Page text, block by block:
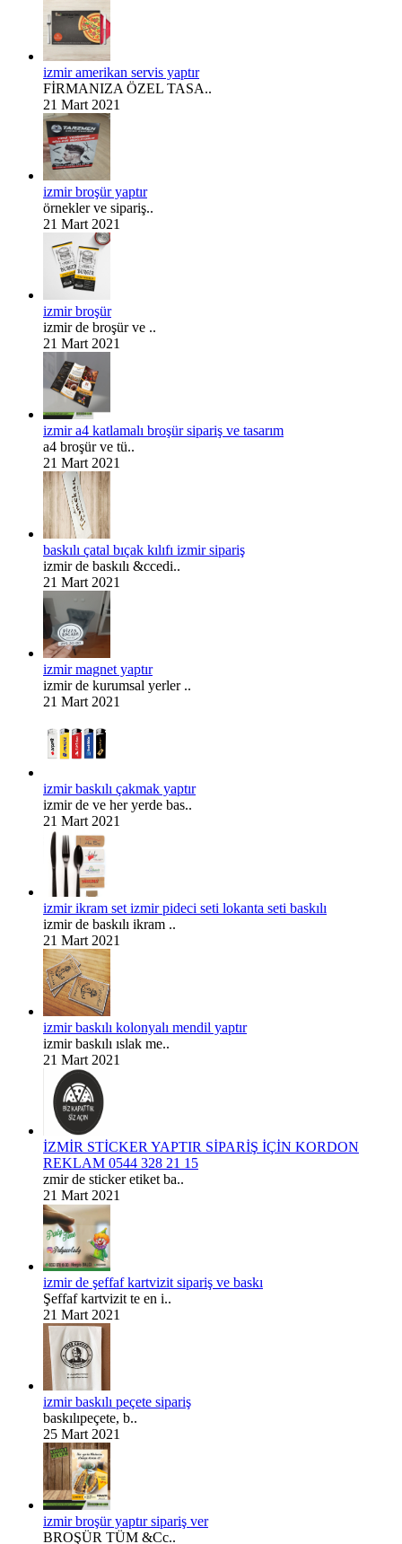
izmir amerikan servis yaptır
FİRMANIZA ÖZEL TASA..
21 Mart 2021
izmir broşür yaptır
örnekler ve sipariş..
21 Mart 2021
izmir broşür
izmir de broşür ve ..
21 Mart 2021
izmir a4 katlamalı broşür sipariş ve tasarım
a4 broşür ve tü..
21 Mart 2021
baskılı çatal bıçak kılıfı izmir sipariş
izmir de baskılı &ccedi..
21 Mart 2021
izmir magnet yaptır
izmir de kurumsal yerler ..
21 Mart 2021
izmir baskılı çakmak yaptır
izmir de ve her yerde bas..
21 Mart 2021
izmir ikram set izmir pideci seti lokanta seti baskılı
izmir de baskılı ikram ..
21 Mart 2021
izmir baskılı kolonyalı mendil yaptır
izmir baskılı ıslak me..
21 Mart 2021
İZMİR STİCKER YAPTIR SİPARİŞ İÇİN KORDON
REKLAM 0544 328 21 15
zmir de sticker etiket ba..
21 Mart 2021
izmir de şeffaf kartvizit sipariş ve baskı
Şeffaf kartvizit te en i..
21 Mart 2021
izmir baskılı peçete sipariş
baskılıpeçete, b..
25 Mart 2021
izmir broşür yaptır sipariş ver
BROŞÜR TÜM &Cc..